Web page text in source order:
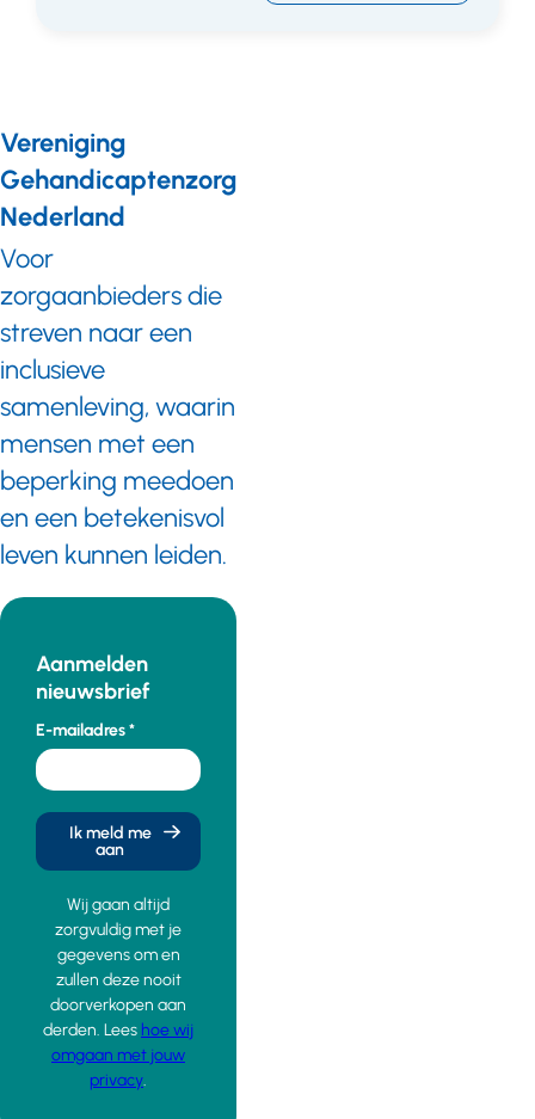
Vereniging
Gehandicaptenzorg
Nederland
Voor
zorgaanbieders die
streven naar een
inclusieve
samenleving, waarin
mensen met een
beperking meedoen
en een betekenisvol
leven kunnen leiden.
Aanmelden
nieuwsbrief
E-mailadres
Ik meld me
aan
Wij gaan altijd
zorgvuldig met je
gegevens om en
zullen deze nooit
doorverkopen aan
derden. Lees hoe wij
omgaan met jouw
privacy.